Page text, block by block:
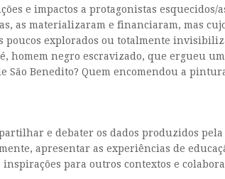
e impactos a protagonistas
as materializaram e financiaram, mas
poucos explorados ou totalmente
homem negro escravizado, que ergueu
Benedito? Quem encomendou a
e debater os dados produzidos
apresentar as experiências de
para outros contextos e